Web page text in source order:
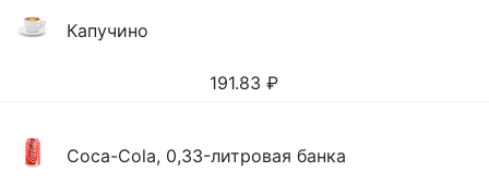
Капучино
191.83 ₽
Coca-Cola, 0,33-литровая банка